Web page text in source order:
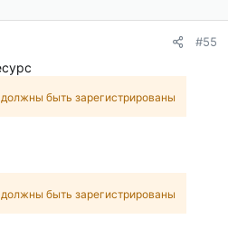
#55
быть зарегистрированы
быть зарегистрированы